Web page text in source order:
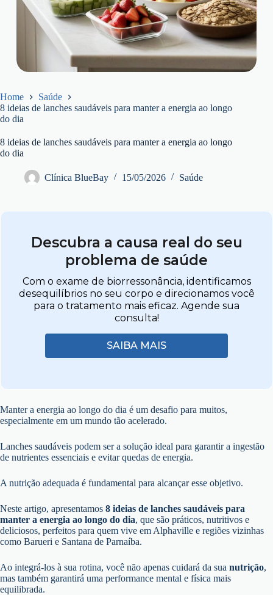
Home
Saúde
8 ideias de lanches saudáveis para manter a energia ao longo
do dia
8 ideias de lanches saudáveis para manter a energia ao longo
do dia
Clínica BlueBay 15/05/2026 Saúde
Descubra a causa real do seu
problema de saúde
Com o exame de biorressonância, identificamos
desequilíbrios no seu corpo e direcionamos você
para o tratamento mais eficaz. Agende sua
consulta!
SAIBA MAIS
Manter a energia ao longo do dia é um desafio para muitos,
especialmente em um mundo tão acelerado.
Lanches saudáveis podem ser a solução ideal para garantir a ingestão
de nutrientes essenciais e evitar quedas de energia.
A nutrição adequada é fundamental para alcançar esse objetivo.
Neste artigo, apresentamos 8 ideias de lanches saudáveis para
manter a energia ao longo do dia, que são práticos, nutritivos e
deliciosos, perfeitos para quem vive em Alphaville e regiões vizinhas
como Barueri e Santana de Parnaíba.
Ao integrá-los à sua rotina, você não apenas cuidará da sua nutrição,
mas também garantirá uma performance mental e física mais
equilibrada.